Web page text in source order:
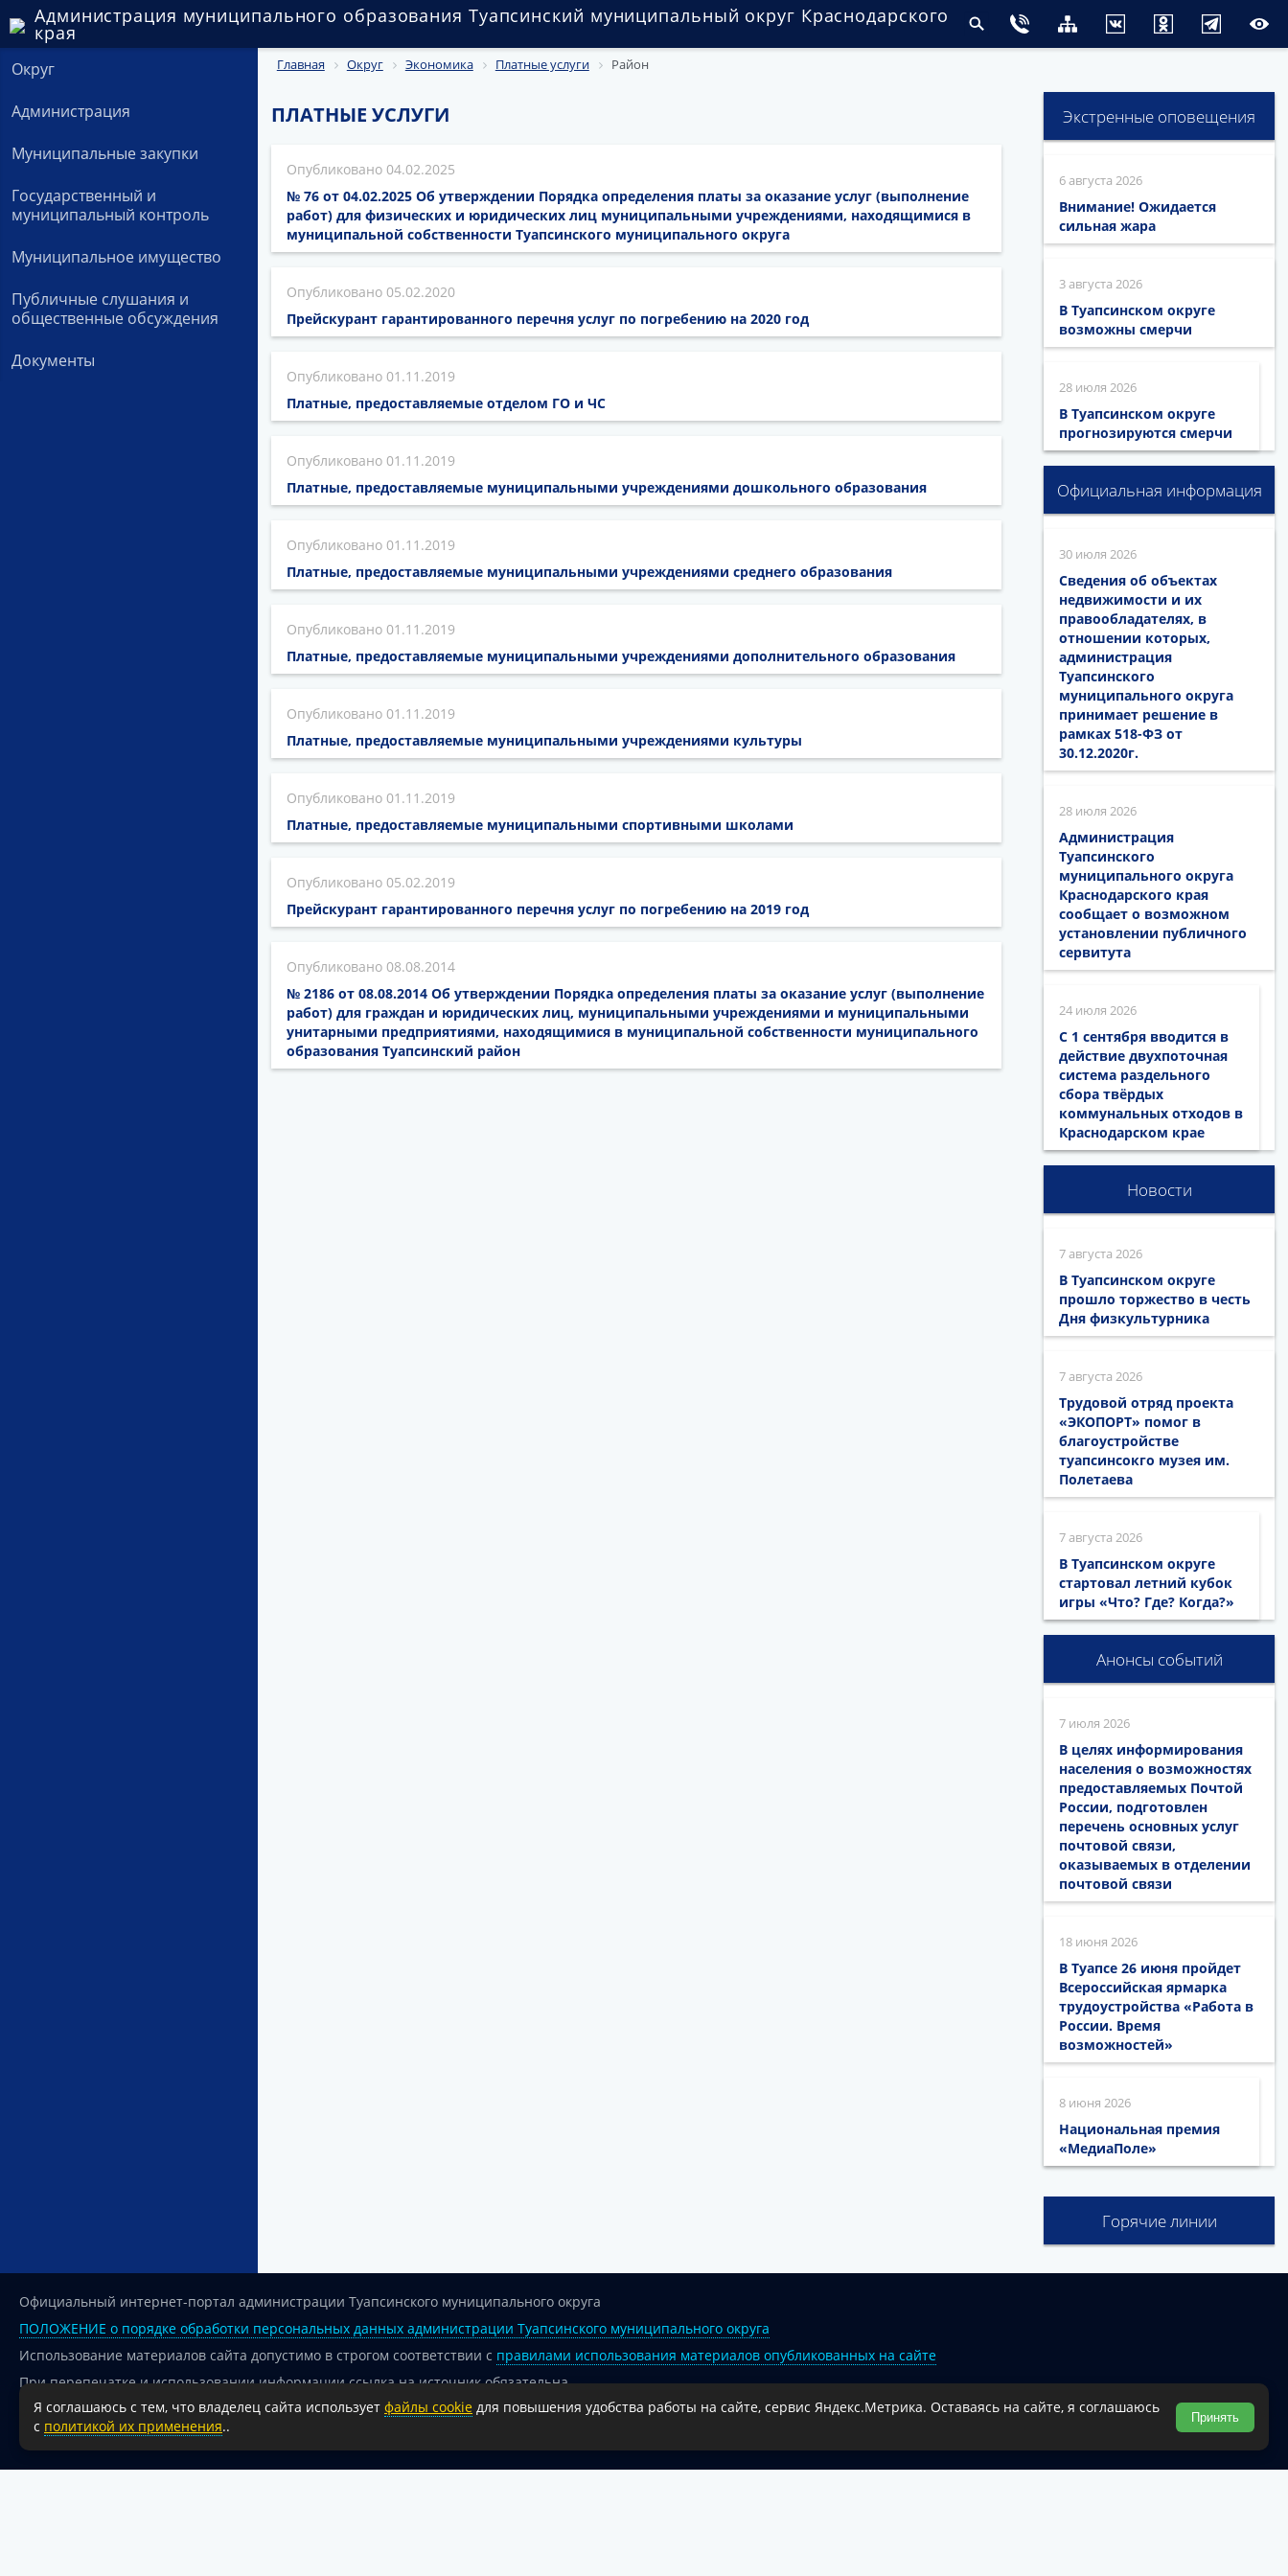
Администрация муниципального образования Туапсинский муниципальный округ Краснодарского
края
Округ
Администрация
Муниципальные закупки
Государственный и
муниципальный контроль
Муниципальное имущество
Публичные слушания и
общественные обсуждения
Документы
Главная Округ Экономика Платные услуги Район
ПЛАТНЫЕ УСЛУГИ
04.02.2025
№ 76 от 04.02.2025 Об утверждении Порядка определения платы за оказание услуг (выполнение
работ) для физических и юридических лиц муниципальными учреждениями, находящимися в
муниципальной собственности Туапсинского муниципального округа
05.02.2020
Прейскурант гарантированного перечня услуг по погребению на 2020 год
01.11.2019
Платные, предоставляемые отделом ГО и ЧС
01.11.2019
Платные, предоставляемые муниципальными учреждениями дошкольного образования
01.11.2019
Платные, предоставляемые муниципальными учреждениями среднего образования
01.11.2019
Платные, предоставляемые муниципальными учреждениями дополнительного образования
01.11.2019
Платные, предоставляемые муниципальными учреждениями культуры
01.11.2019
Платные, предоставляемые муниципальными спортивными школами
05.02.2019
Прейскурант гарантированного перечня услуг по погребению на 2019 год
08.08.2014
№ 2186 от 08.08.2014 Об утверждении Порядка определения платы за оказание услуг (выполнение
работ) для граждан и юридических лиц, муниципальными учреждениями и муниципальными
унитарными предприятиями, находящимися в муниципальной собственности муниципального
образования Туапсинский район
Экстренные оповещения
6 августа 2026
Внимание! Ожидается
сильная жара
3 августа 2026
В Туапсинском округе
возможны смерчи
28 июля 2026
В Туапсинском округе
прогнозируются смерчи
Официальная информация
30 июля 2026
Сведения об объектах
недвижимости и их
правообладателях, в
отношении которых,
администрация
Туапсинского
муниципального округа
принимает решение в
рамках 518-ФЗ от
30.12.2020г.
28 июля 2026
Администрация
Туапсинского
муниципального округа
Краснодарского края
сообщает о возможном
установлении публичного
сервитута
24 июля 2026
С 1 сентября вводится в
действие двухпоточная
система раздельного
сбора твёрдых
коммунальных отходов в
Краснодарском крае
Новости
7 августа 2026
В Туапсинском округе
прошло торжество в честь
Дня физкультурника
7 августа 2026
Трудовой отряд проекта
«ЭКОПОРТ» помог в
благоустройстве
туапсинсокго музея им.
Полетаева
7 августа 2026
В Туапсинском округе
стартовал летний кубок
игры «Что? Где? Когда?»
Анонсы событий
7 июля 2026
В целях информирования
населения о возможностях
предоставляемых Почтой
России, подготовлен
перечень основных услуг
почтовой связи,
оказываемых в отделении
почтовой связи
18 июня 2026
В Туапсе 26 июня пройдет
Всероссийская ярмарка
трудоустройства «Работа в
России. Время
возможностей»
8 июня 2026
Национальная премия
«МедиаПоле»
Горячие линии
Официальный интернет-портал администрации Туапсинского муниципального округа
ПОЛОЖЕНИЕ о порядке обработки персональных данных администрации Туапсинского муниципального округа
Использование материалов сайта допустимо в строгом соответствии с правилами использования материалов опубликованных на сайте
При перепечатке и использовании информации ссылка на источник обязательна.
Для сайтов и страниц сети Интернет обязательна активная гиперссылка на официальный интернет-портал администрации Туапсинского муниципального округа.
18+
Я соглашаюсь с тем, что владелец сайта использует файлы cookie для повышения удобства работы на сайте, сервис Яндекс.Метрика. Оставаясь на сайте, я соглашаюсь
с политикой их применения.. Принять